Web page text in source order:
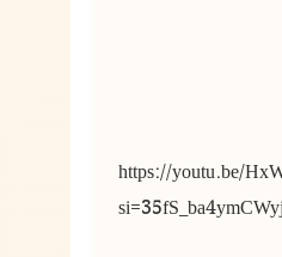
https://youtu.be/